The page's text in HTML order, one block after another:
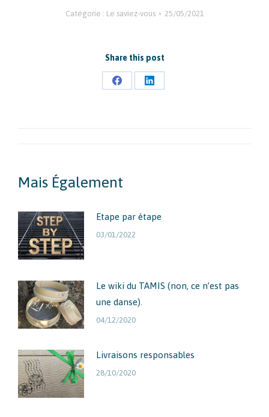
Catégorie : Le saviez-vous 25/05/2021
Share this post
PartagerPartager
Mais Également
Etape par étape
03/01/2022
Le wiki du TAMIS (non, ce n’est pas
une danse).
04/12/2020
Livraisons responsables
28/10/2020